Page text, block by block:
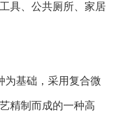
具、公共厕所、家居
为基础，采用复合微
精制而成的一种高